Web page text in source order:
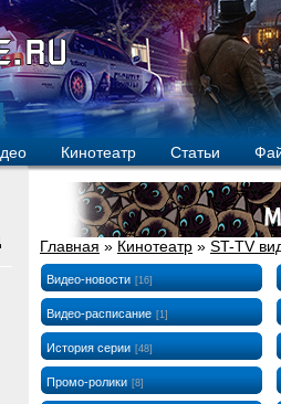
Кинотеатр Статьи
Главная » Кинотеатр » ST-TV
Видео-новости [16]
Видео-расписание [1]
История серии [48]
Промо-ролики [8]